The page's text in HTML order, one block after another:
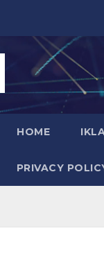
HOME
PRIVACY